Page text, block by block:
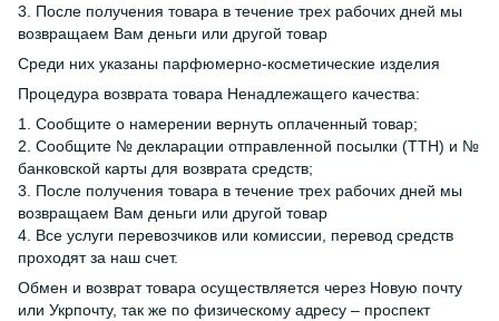
3. После получения товара в течение трех рабочих дней мы
возвращаем Вам деньги или другой товар
Среди них указаны парфюмерно-косметические изделия
Процедура возврата товара Ненадлежащего качества:
1. Сообщите о намерении вернуть оплаченный товар;
2. Сообщите № декларации отправленной посылки (ТТН) и №
банковской карты для возврата средств;
3. После получения товара в течение трех рабочих дней мы
возвращаем Вам деньги или другой товар
4. Все услуги перевозчиков или комиссии, перевод средств
проходят за наш счет.
Обмен и возврат товара осуществляется через Новую почту
или Укрпочту, так же по физическому адресу – проспект